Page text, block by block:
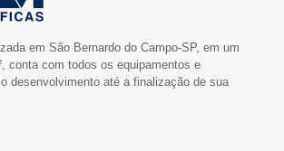
em São Bernardo do Campo-SP, em um
conta com todos os equipamentos e
desenvolvimento até a finalização de sua